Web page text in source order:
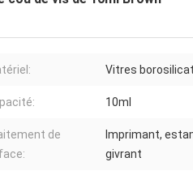
Vitres
10ml
de
Imprimant,
givrant